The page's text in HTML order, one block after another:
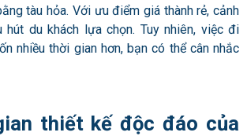
tàu hỏa. Với ưu điểm giá thành rẻ, cảnh
hút du khách lựa chọn. Tuy nhiên, việc đi
nhiều thời gian hơn, bạn có thể cân nhắc
thiết kế độc đáo của